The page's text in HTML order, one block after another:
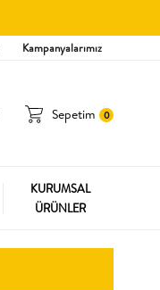
Kampanyalarımız
Sepetim 0
KURUMSAL
ÜRÜNLER